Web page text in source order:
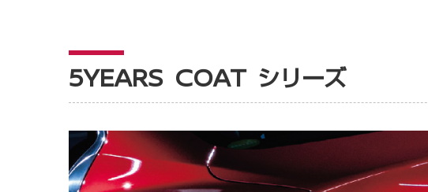
5YEARS COAT シリーズ